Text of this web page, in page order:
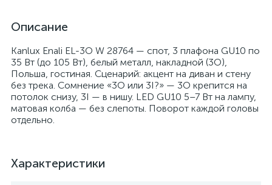
Описание
Kanlux Enali EL-3O W 28764 — спот, 3 плафона GU10 по
35 Вт (до 105 Вт), белый металл, накладной (3O),
Польша, гостиная. Сценарий: акцент на диван и стену
без трека. Сомнение «3O или 3I?» — 3O крепится на
потолок снизу, 3I — в нишу. LED GU10 5–7 Вт на лампу,
матовая колба — без слепоты. Поворот каждой головы
отдельно.
Характеристики